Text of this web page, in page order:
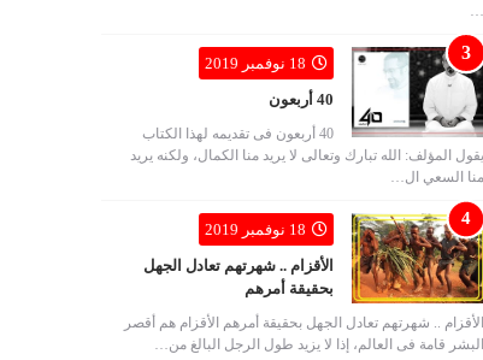
18 نوفمبر 2019
40 أربعون
40 أربعون فى تقديمه لهذا الكتاب
يقول المؤلف: الله تبارك وتعالى لا يريد منا الكمال، ولكنه يريد
منا السعي ال…
18 نوفمبر 2019
الأقزام .. شهرتهم تعادل الجهل
بحقيقة أمرهم
الأقزام .. شهرتهم تعادل الجهل بحقيقة أمرهم الأقزام هم أقصر
البشر قامة فى العالم، إذا لا يزيد طول الرجل البالغ من…